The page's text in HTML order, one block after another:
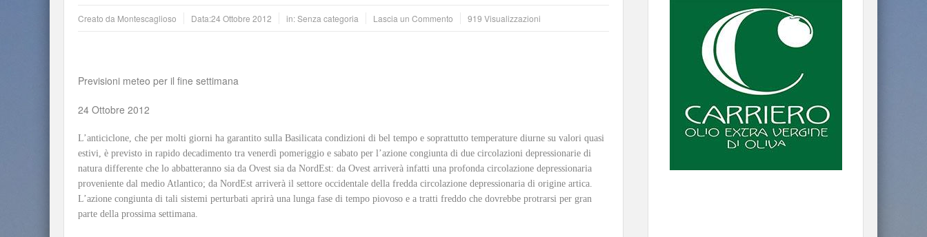
Creato da Montescaglioso Data:24 Ottobre 2012 in: Senza categoria Lascia un Commento 919 Visualizzazioni
Previsioni meteo per il fine settimana
24 Ottobre 2012
L’anticiclone, che per molti giorni ha garantito sulla Basilicata condizioni di bel tempo e soprattutto temperature diurne su valori quasi
estivi, è previsto in rapido decadimento tra venerdì pomeriggio e sabato per l’azione congiunta di due circolazioni depressionarie di
natura differente che lo abbatteranno sia da Ovest sia da NordEst: da Ovest arriverà infatti una profonda circolazione depressionaria
proveniente dal medio Atlantico; da NordEst arriverà il settore occidentale della fredda circolazione depressionaria di origine artica.
L’azione congiunta di tali sistemi perturbati aprirà una lunga fase di tempo piovoso e a tratti freddo che dovrebbe protrarsi per gran
parte della prossima settimana.